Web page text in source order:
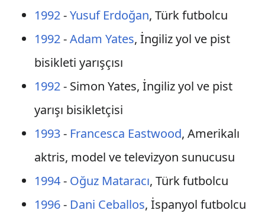
1992-Yusuf Erdoğan, Türk futbolcu
1992-Adam Yates, İngiliz yol ve pist
bisikleti yarışçısı
1992- Simon Yates, İngiliz yol ve pist
yarışı bisikletçisi
1993- Francesca Eastwood, Amerikalı
aktris, model ve televizyon sunucusu
1994- Oğuz Mataracı, Türk futbolcu
1996- Dani Ceballos, İspanyol futbolcu